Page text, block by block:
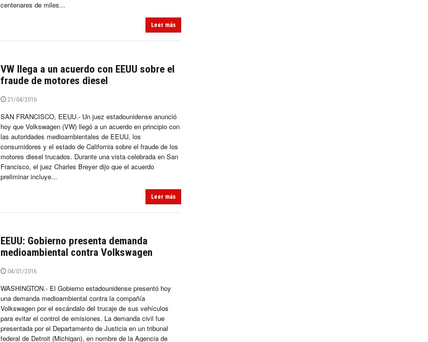
centenares de miles...
Leer más
VW llega a un acuerdo con EEUU sobre el
fraude de motores diesel
21/04/2016
SAN FRANCISCO, EEUU.- Un juez estadounidense anunció
hoy que Volkswagen (VW) llegó a un acuerdo en principio con
las autoridades medioambientales de EEUU, los
consumidores y el estado de California sobre el fraude de los
motores diesel trucados. Durante una vista celebrada en San
Francisco, el juez Charles Breyer dijo que el acuerdo
preliminar incluye...
Leer más
EEUU: Gobierno presenta demanda
medioambiental contra Volkswagen
04/01/2016
WASHINGTON.- El Gobierno estadounidense presentó hoy
una demanda medioambiental contra la compañía
Volkswagen por el escándalo del trucaje de sus vehículos
para evitar el control de emisiones. La demanda civil fue
presentada por el Departamento de Justicia en un tribunal
federal de Detroit (Michigan), en nombre de la Agencia de